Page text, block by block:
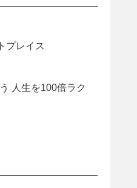
プレイス
人生を100倍ラク